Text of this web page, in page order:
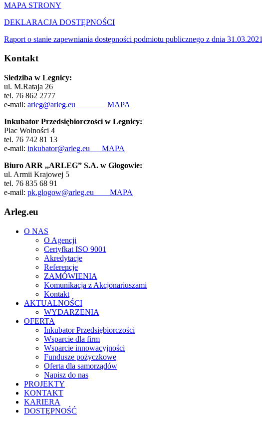
MAPA STRONY
DEKLARACJA DOSTĘPNOŚCI
Raport o stanie zapewniania dostępności podmiotu publicznego z dnia 31.03.2021
Kontakt
Siedziba w Legnicy:
ul. M.Rataja 26
tel. 76 862 2777
e-mail: arleg@arleg.eu MAPA
Inkubator Przedsiębiorczości w Legnicy:
Plac Wolności 4
tel. 76 742 81 13
e-mail: inkubator@arleg.eu MAPA
Biuro ARR ,,ARLEG” S.A. w Głogowie:
ul. Armii Krajowej 5
tel. 76 835 68 91
e-mail: pk.glogow@arleg.eu MAPA
Arleg.eu
O NAS
O Agencji
Certyfkat ISO 9001
Akredytacje
Referencje
ZAMÓWIENIA
Komunikacja z Akcjonariuszami
Kontakt
AKTUALNOŚCI
WYDARZENIA
OFERTA
Inkubator Przedsiębiorczości
Wsparcie dla firm
Wsparcie innowacyjności
Fundusze pożyczkowe
Oferta dla samorządów
Napisz do nas
PROJEKTY
KONTAKT
KARIERA
DOSTĘPNOŚĆ